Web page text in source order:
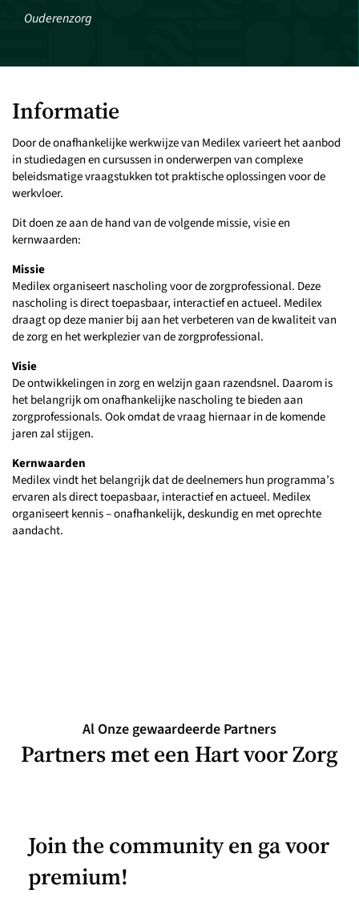
Ouderenzorg
Informatie
Door de onafhankelijke werkwijze van Medilex varieert het aanbod
in studiedagen en cursussen in onderwerpen van complexe
beleidsmatige vraagstukken tot praktische oplossingen voor de
werkvloer.
Dit doen ze aan de hand van de volgende missie, visie en
kernwaarden:
Missie
Medilex organiseert nascholing voor de zorgprofessional. Deze
nascholing is direct toepasbaar, interactief en actueel. Medilex
draagt op deze manier bij aan het verbeteren van de kwaliteit van
de zorg en het werkplezier van de zorgprofessional.
Visie
De ontwikkelingen in zorg en welzijn gaan razendsnel. Daarom is
het belangrijk om onafhankelijke nascholing te bieden aan
zorgprofessionals. Ook omdat de vraag hiernaar in de komende
jaren zal stijgen.
Kernwaarden
Medilex vindt het belangrijk dat de deelnemers hun programma’s
ervaren als direct toepasbaar, interactief en actueel. Medilex
organiseert kennis – onafhankelijk, deskundig en met oprechte
aandacht.
Al Onze gewaardeerde Partners
Partners met een Hart voor Zorg
Join the community en ga voor
premium!